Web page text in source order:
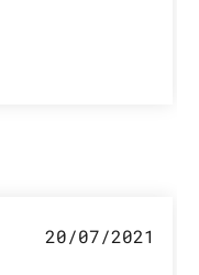
20/07/2021